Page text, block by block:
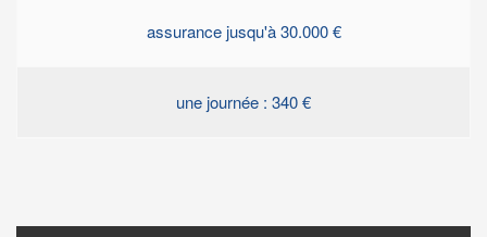
assurance jusqu'à 30.000 €
une journée : 340 €